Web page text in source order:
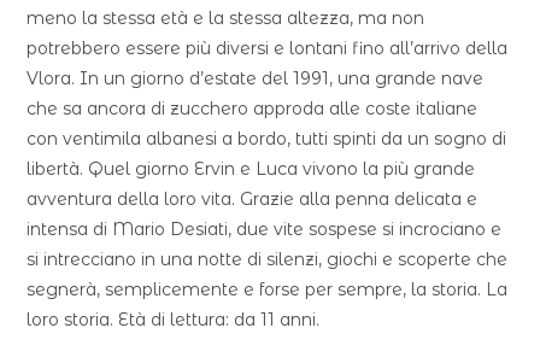
meno la stessa età e la stessa altezza, ma non
potrebbero essere più diversi e lontani fino all’arrivo della
Vlora. In un giorno d’estate del 1991, una grande nave
che sa ancora di zucchero approda alle coste italiane
con ventimila albanesi a bordo, tutti spinti da un sogno di
libertà. Quel giorno Ervin e Luca vivono la più grande
avventura della loro vita. Grazie alla penna delicata e
intensa di Mario Desiati, due vite sospese si incrociano e
si intrecciano in una notte di silenzi, giochi e scoperte che
segnerà, semplicemente e forse per sempre, la storia. La
loro storia. Età di lettura: da 11 anni.